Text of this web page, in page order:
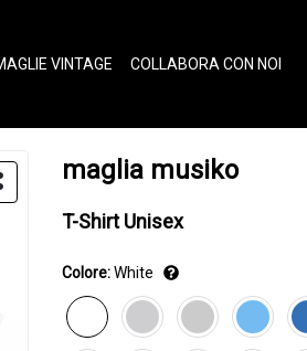
VINTAGE COLLABORA CON NOI
maglia musiko
T-Shirt Unisex
Colore:White